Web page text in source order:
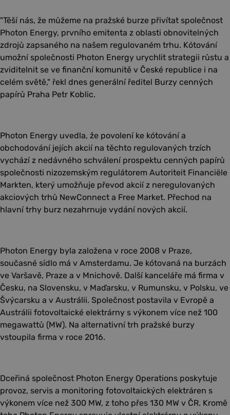
"Těší nás, že můžeme na pražské burze přivítat společnost
Photon Energy, prvního emitenta z oblasti obnovitelných
zdrojů zapsaného na našem regulovaném trhu. Kótování
umožní společnosti Photon Energy urychlit strategii růstu a
zviditelnit se ve finanční komunitě v České republice i na
celém světě," řekl dnes generální ředitel Burzy cenných
papírů Praha Petr Koblic.
Photon Energy uvedla, že povolení ke kótování a
obchodování jejích akcií na těchto regulovaných trzích
vychází z nedávného schválení prospektu cenných papírů
společnosti nizozemským regulátorem Autoriteit Financiële
Markten, který umožňuje převod akcií z neregulovaných
akciových trhů NewConnect a Free Market. Přechod na
hlavní trhy burz nezahrnuje vydání nových akcií.
Photon Energy byla založena v roce 2008 v Praze,
současné sídlo má v Amsterdamu. Je kótovaná na burzách
ve Varšavě, Praze a v Mnichově. Další kanceláře má firma v
Česku, na Slovensku, v Maďarsku, v Rumunsku, v Polsku, ve
Švýcarsku a v Austrálii. Společnost postavila v Evropě a
Austrálii fotovoltaické elektrárny s výkonem více než 100
megawattů (MW). Na alternativní trh pražské burzy
vstoupila firma v roce 2016.
Dceřiná společnost Photon Energy Operations poskytuje
provoz, servis a monitoring fotovoltaických elektráren s
výkonem více než 300 MW, z toho přes 130 MW v ČR. Kromě